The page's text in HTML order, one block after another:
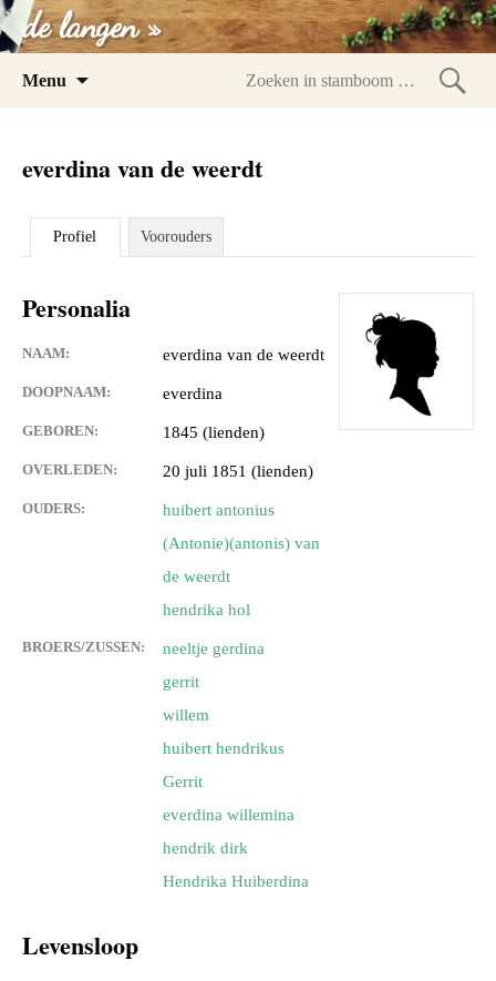
de langen »
Menu
everdina van de weerdt
Profiel Voorouders
Personalia
NAAM: everdina van de weerdt
DOOPNAAM: everdina
GEBOREN: 1845 (lienden)
OVERLEDEN: 20 juli 1851 (lienden)
OUDERS:
huibert antonius
(Antonie)(antonis) van
de weerdt
hendrika hol
BROERS/ZUSSEN:
neeltje gerdina
gerrit
willem
huibert hendrikus
Gerrit
everdina willemina
hendrik dirk
Hendrika Huiberdina
Levensloop